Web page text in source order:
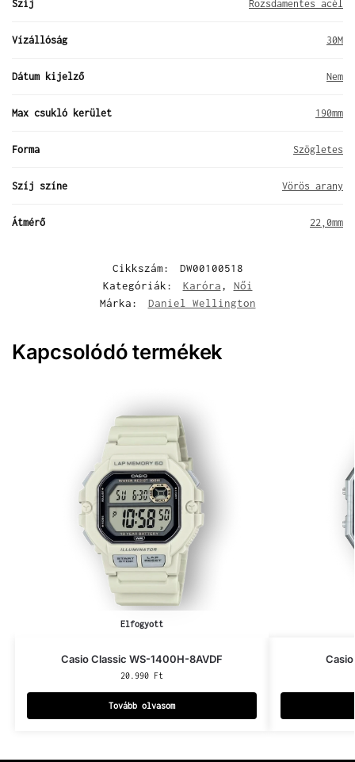
Szíj Rozsdamentes acél
Vízállóság 30M
Dátum kijelző Nem
Max csukló kerület 190mm
Forma Szögletes
Szíj színe Vörös arany
Átmérő 22,0mm
Cikkszám:
DW00100518
Kategóriák:
Karóra, Női
Márka:
Daniel Wellington
Kapcsolódó termékek
Elfogyott
Casio Classic WS-1400H-8AVDF
20.990 Ft
Tovább olvasom